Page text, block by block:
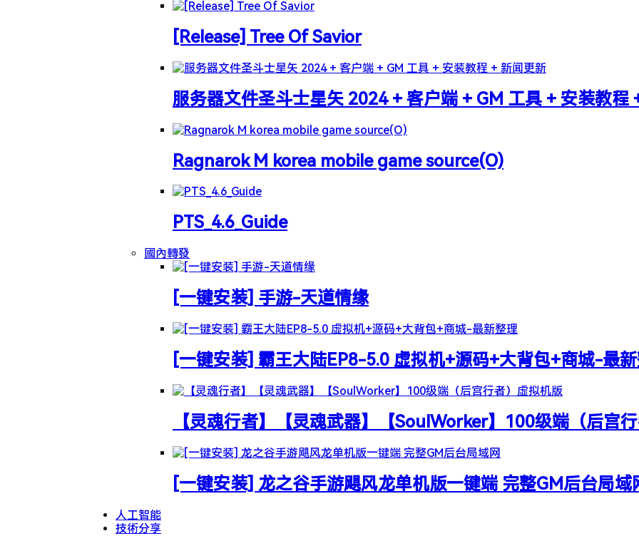
[Release] Tree Of Savior
服务器文件圣斗士星矢 2024 + 客户端 + GM 工具 + 安装教程
Ragnarok M korea mobile game source(O)
PTS_4.6_Guide
國內轉發
[一键安装] 手游-天道情缘
[一键安装] 霸王大陆EP8-5.0 虚拟机+源码+大背包+商城-最
【灵魂行者】【灵魂武器】【SoulWorker】100级端（后宫
[一键安装] 龙之谷手游飓风龙单机版一键端 完整GM后台局域
人工智能
技術分享